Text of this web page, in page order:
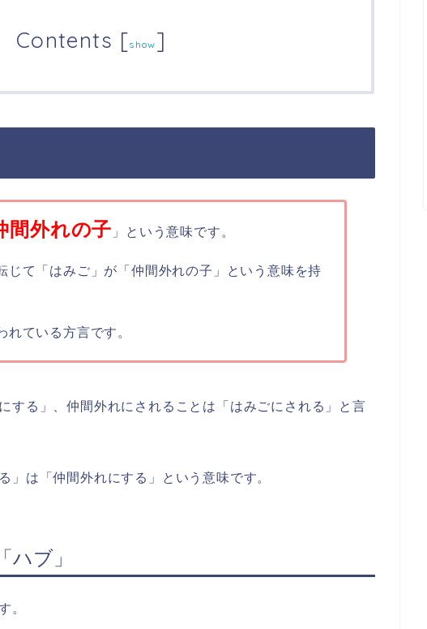
Contents [show ]
間外れの子 」という意味です。
じて「はみご」が「仲間外れの子」という意味を持
れている方言です。
する」、仲間外れにされることは「はみごにされる」と言
」は「仲間外れにする」という意味です。
ハブ」
。